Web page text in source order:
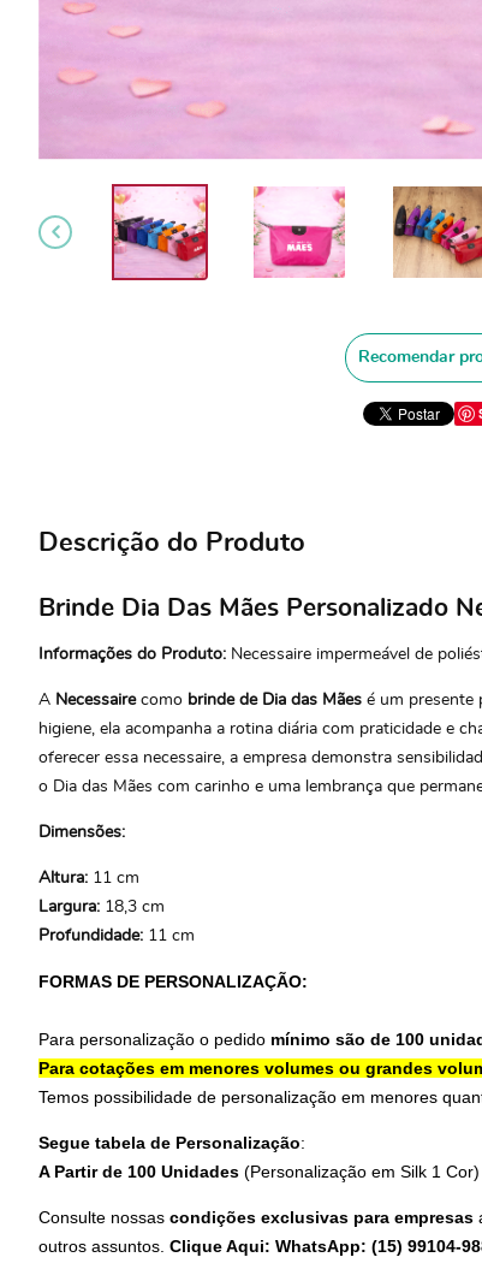
Recomendar
Descrição do Produto
Brinde Dia Das Mães Personalizado
Informações do Produto: Necessaire impermeável de
A Necessairecomo brinde de Dia das Mães é um presente
higiene, ela acompanha a rotina diária com praticidade e
oferecer essa necessaire, a empresa demonstra
o Dia das Mães com carinho e uma lembrança que
Dimensões:
Altura: 11 cm
Largura: 18,3 cm
Profundidade: 11 cm
FORMAS DE PERSONALIZAÇÃO:
Para personalização o pedido mínimo são de 100
Para cotações em menores volumes ou grandes
Temos possibilidade de personalização em menores
Segue tabela de Personalização:
A Partir de 100 Unidades (Personalização em Silk 1 Cor)
Consulte nossas condições exclusivas para empresas
outros assuntos. Clique Aqui: WhatsApp: (15) 99104-